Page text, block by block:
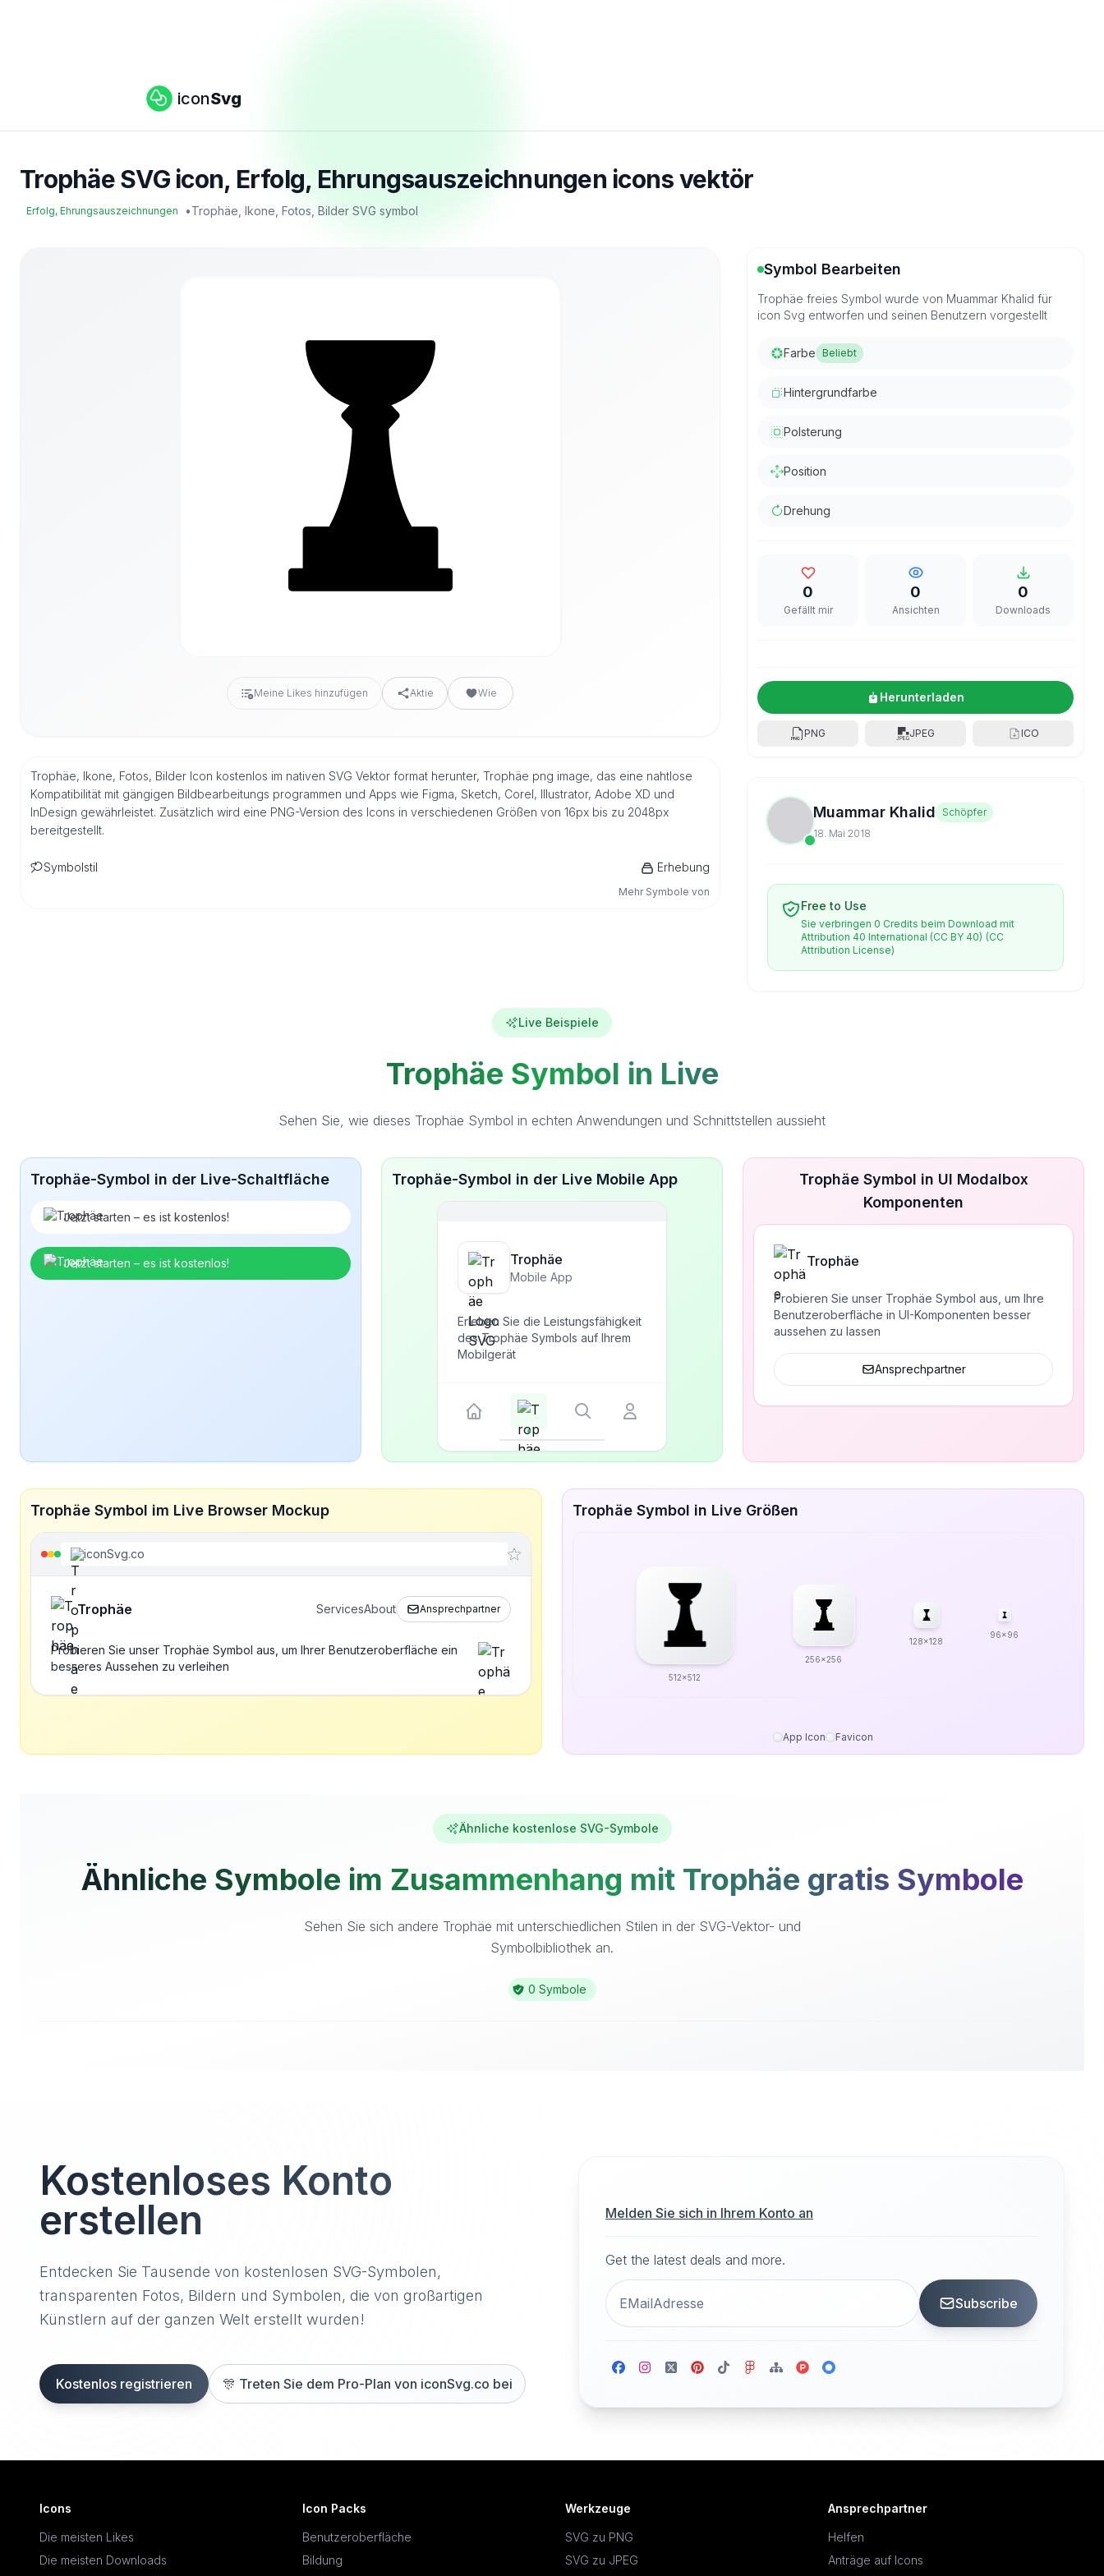
iconSvg
Trophäe SVG icon, Erfolg, Ehrungsauszeichnungen icons vektör
Erfolg, Ehrungsauszeichnungen •Trophäe, Ikone, Fotos, Bilder SVG symbol
Meine Likes hinzufügen Aktie Wie
Trophäe, Ikone, Fotos, Bilder Icon kostenlos im nativen SVG Vektor format herunter, Trophäe png image, das eine nahtlose
Kompatibilität mit gängigen Bildbearbeitungs programmen und Apps wie Figma, Sketch, Corel, Illustrator, Adobe XD und
InDesign gewährleistet. Zusätzlich wird eine PNG-Version des Icons in verschiedenen Größen von 16px bis zu 2048px
bereitgestellt.
Symbolstil Erhebung
Mehr Symbole von
Symbol Bearbeiten
Trophäe freies Symbol wurde von Muammar Khalid für
icon Svg entworfen und seinen Benutzern vorgestellt
Farbe Beliebt
Hintergrundfarbe
Polsterung
Position
Drehung
0
Gefällt mir
0
Ansichten
0
Downloads
Herunterladen
PNG JPEG ICO
Muammar Khalid Schöpfer
18. Mai 2018
Free to Use
Sie verbringen 0 Credits beim Download mit
Attribution 40 International (CC BY 40) (CC
Attribution License)
Live Beispiele
Trophäe Symbol in Live
Sehen Sie, wie dieses Trophäe Symbol in echten Anwendungen und Schnittstellen aussieht
Trophäe-Symbol in der Live-Schaltfläche
Jetzt starten – es ist kostenlos!
Jetzt starten – es ist kostenlos!
Trophäe-Symbol in der Live Mobile App
Trophäe
Mobile App
Erleben Sie die Leistungsfähigkeit
des Trophäe Symbols auf Ihrem
Mobilgerät
Trophäe Symbol in UI Modalbox
Komponenten
Trophäe
Probieren Sie unser Trophäe Symbol aus, um Ihre
Benutzeroberfläche in UI-Komponenten besser
aussehen zu lassen
Ansprechpartner
Trophäe Symbol im Live Browser Mockup
iconSvg.co
Trophäe ServicesAbout Ansprechpartner
Probieren Sie unser Trophäe Symbol aus, um Ihrer Benutzeroberfläche ein
besseres Aussehen zu verleihen
Trophäe Symbol in Live Größen
512x512
256x256
128x128
96x96
App Icon Favicon
Ähnliche kostenlose SVG-Symbole
Ähnliche Symbole im Zusammenhang mit Trophäe gratis Symbole
Sehen Sie sich andere Trophäe mit unterschiedlichen Stilen in der SVG-Vektor- und
Symbolbibliothek an.
0 Symbole
Kostenloses Konto
erstellen
Entdecken Sie Tausende von kostenlosen SVG-Symbolen,
transparenten Fotos, Bildern und Symbolen, die von großartigen
Künstlern auf der ganzen Welt erstellt wurden!
Kostenlos registrieren 🎊 Treten Sie dem Pro-Plan von iconSvg.co bei
Melden Sie sich in Ihrem Konto an
Get the latest deals and more.
Subscribe
Icons
Die meisten Likes
Die meisten Downloads
Icon Packs
Benutzeroberfläche
Bildung
Werkzeuge
SVG zu PNG
SVG zu JPEG
Ansprechpartner
Helfen
Anträge auf Icons